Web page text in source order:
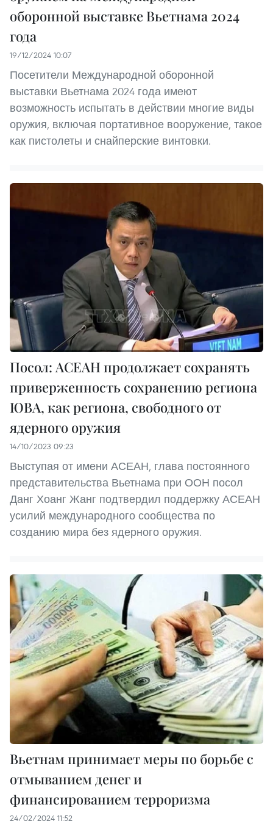
оборонной выставке Вьетнама 2024
года
19/12/2024 10:07
Посетители Международной оборонной
выставки Вьетнама 2024 года имеют
возможность испытать в действии многие виды
оружия, включая портативное вооружение, такое
как пистолеты и снайперские винтовки.
Посол: АСЕАН продолжает сохранять
приверженность сохранению региона
ЮВА, как региона, свободного от
ядерного оружия
14/10/2023 09:23
Выступая от имени АСЕАН, глава постоянного
представительства Вьетнама при ООН посол
Данг Хоанг Жанг подтвердил поддержку АСЕАН
усилий международного сообщества по
созданию мира без ядерного оружия.
Вьетнам принимает меры по борьбе с
отмыванием денег и
финансированием терроризма
24/02/2024 11:52